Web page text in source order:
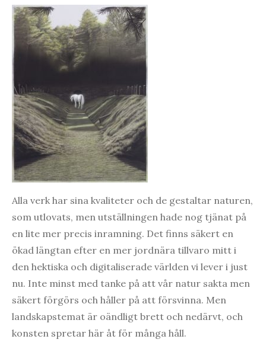
Alla verk har sina kvaliteter och de gestaltar naturen,
som utlovats, men utställningen hade nog tjänat på
en lite mer precis inramning. Det finns säkert en
ökad längtan efter en mer jordnära tillvaro mitt i
den hektiska och digitaliserade världen vi lever i just
nu. Inte minst med tanke på att vår natur sakta men
säkert förgörs och håller på att försvinna. Men
landskapstemat är oändligt brett och nedärvt, och
konsten spretar här åt för många håll.